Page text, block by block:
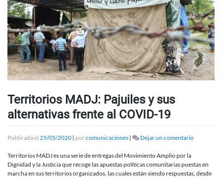
Territorios MADJ: Pajuiles y sus
alternativas frente al COVID-19
Publicada el 25/05/2020 | porcomunicaciones | Dejar un comentarioen
Pajuiles
y
Territorios MADJ es una serie de entregas del Movimiento Amplio por la
Dignidad y la Justicia que recoge las apuestas políticas comunitarias puestas en
marcha en sus territorios organizados, las cuales están siendo respuestas, desde